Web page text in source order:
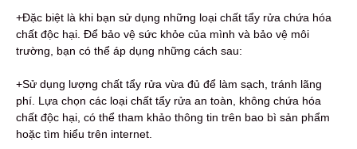
+Đặc biệt là khi bạn sử dụng những loại chất tẩy rửa chứa hóa
chất độc hại. Để bảo vệ sức khỏe của mình và bảo vệ môi
trường, bạn có thể áp dụng những cách sau:
+Sử dụng lượng chất tẩy rửa vừa đủ để làm sạch, tránh lãng
phí. Lựa chọn các loại chất tẩy rửa an toàn, không chứa hóa
chất độc hại, có thể tham khảo thông tin trên bao bì sản phẩm
hoặc tìm hiểu trên internet.